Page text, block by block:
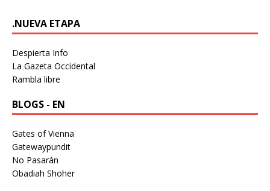
.NUEVA ETAPA
Despierta Info
La Gazeta Occidental
Rambla libre
BLOGS - EN
Gates of Vienna
Gatewaypundit
No Pasarán
Obadiah Shoher